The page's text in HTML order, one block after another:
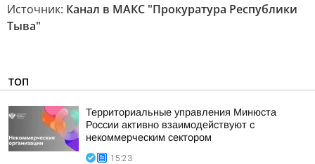
Источник: Канал в МАКС "Прокуратура Республики
Тыва"
ТОП
Территориальные управления Минюста
России активно взаимодействуют с
некоммерческим сектором
15:23